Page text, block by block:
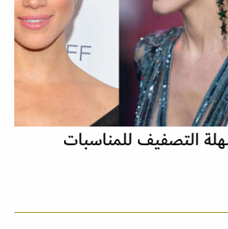
التصفيف للمناسبات